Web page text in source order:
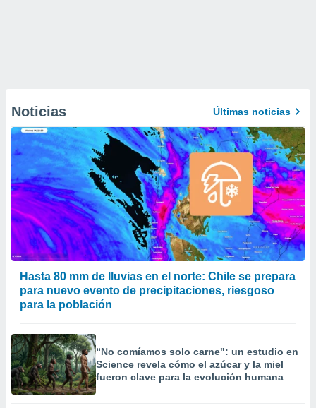
Noticias Últimas noticias
Hasta 80 mm de lluvias en el norte: Chile se prepara
para nuevo evento de precipitaciones, riesgoso
para la población
“No comíamos solo carne": un estudio en
Science revela cómo el azúcar y la miel
fueron clave para la evolución humana